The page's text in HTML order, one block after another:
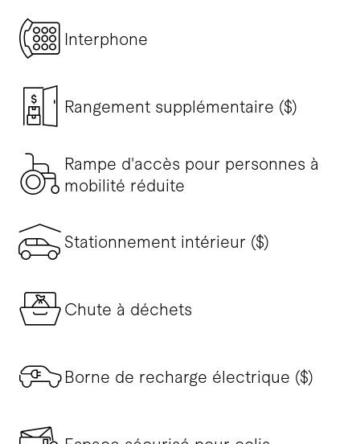
Interphone
Rangement supplémentaire ($)
Rampe d'accès pour personnes à
mobilité réduite
Stationnement intérieur ($)
Chute à déchets
Borne de recharge électrique ($)